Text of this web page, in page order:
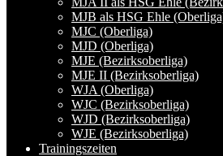
MJB als HSG Ehle
MJC (Oberliga)
MJD (Oberliga)
MJE (Bezirksoberliga)
MJE II (Bezirksoberliga)
WJA (Oberliga)
WJC (Bezirksoberliga)
WJD (Bezirksoberliga)
WJE (Bezirksoberliga)
Trainingszeiten